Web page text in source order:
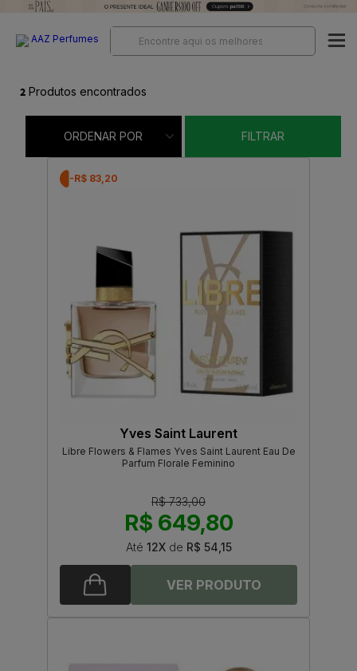
2 Produtos encontrados
ORDENAR POR FILTRAR
-R$ 83,20
Yves Saint Laurent
Libre Flowers & Flames Yves Saint Laurent Eau De
Parfum Florale Feminino
R$ 733,00
R$ 649,80
Até 12Xde R$ 54,15